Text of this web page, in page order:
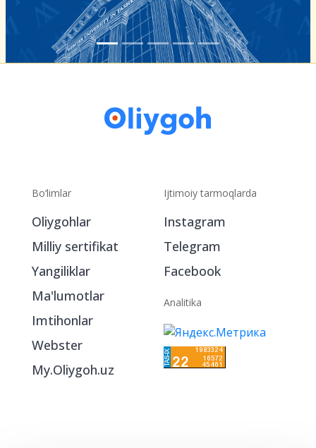
Bo‘limlar
Oliygohlar
Milliy sertifikat
Yangiliklar
Ma'lumotlar
Imtihonlar
Webster
My.Oliygoh.uz
Ijtimoiy tarmoqlarda
Instagram
Telegram
Facebook
Analitika